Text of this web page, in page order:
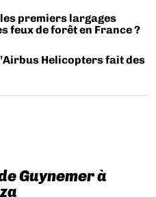
les premiers largages
feux de forêt en France ?
Helicopters fait des
Guynemer à